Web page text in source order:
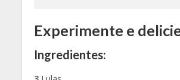
Experimente e
Ingredientes: